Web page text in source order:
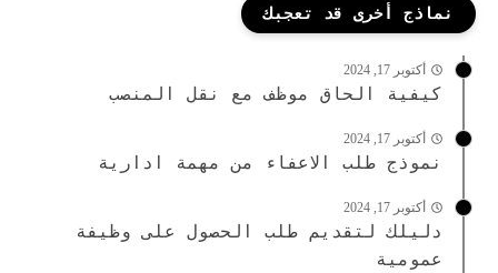
نماذج أخرى قد تعجبك
أكتوبر 17, 2024
كيفية الحاق موظف مع نقل المنصب
أكتوبر 17, 2024
نموذج طلب الاعفاء من مهمة ادارية
أكتوبر 17, 2024
دليلك لتقديم طلب الحصول على وظيفة
عمومية